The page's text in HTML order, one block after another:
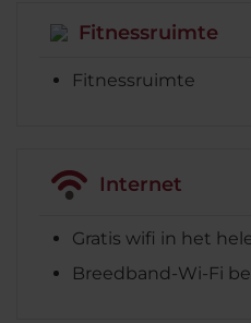
Fitnessruimte
Fitnessruimte
Internet
Gratis wifi in het
Breedband-Wi-Fi